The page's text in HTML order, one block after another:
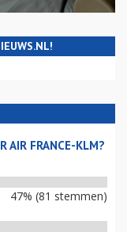
AIR FRANCE-KLM?
47% (81 stemmen)